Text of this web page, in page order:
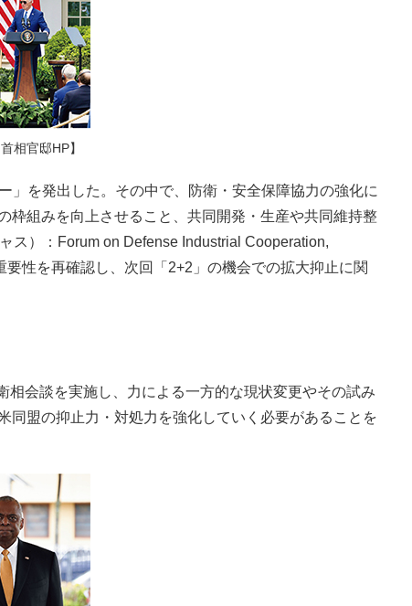
相官邸HP】
」を発出した。その中で、防衛・安全保障協力の強化に
枠組みを向上させること、共同開発・生産や共同維持整
ス）：Forum on Defense Industrial Cooperation,
性を再確認し、次回「2+2」の機会での拡大抑止に関
会談を実施し、力による一方的な現状変更やその試み
同盟の抑止力・対処力を強化していく必要があることを